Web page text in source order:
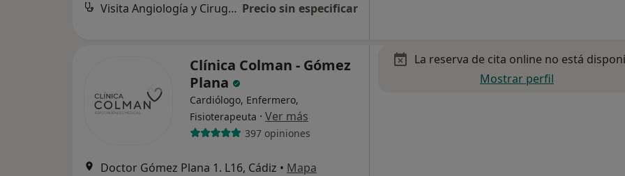
Visita Angiología y Cirugía Vascular Precio sin especificar
Clínica Colman - Gómez
Plana
Cardiólogo, Enfermero,
Fisioterapeuta · Ver más
397 opiniones
Doctor Gómez Plana 1. L16, Cádiz • Mapa
La reserva de cita online no está
Mostrar perfil